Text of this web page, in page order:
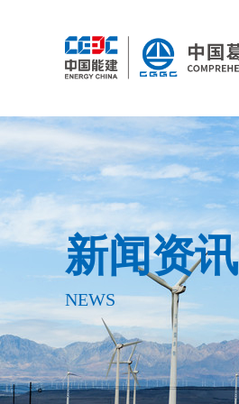
新闻资讯
NEWS